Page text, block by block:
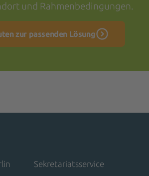
und Rahmenbedingungen.
zur passenden Lösung
Sekretariatsservice